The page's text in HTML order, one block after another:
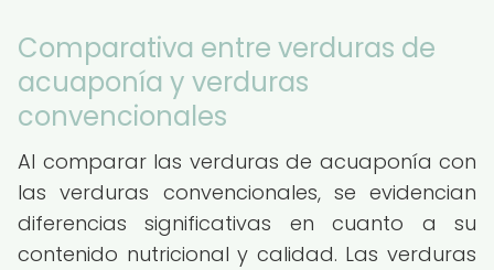
Comparativa entre verduras de
acuaponía y verduras
convencionales
Al comparar las verduras de acuaponía con
las verduras convencionales, se evidencian
diferencias significativas en cuanto a su
contenido nutricional y calidad. Las verduras